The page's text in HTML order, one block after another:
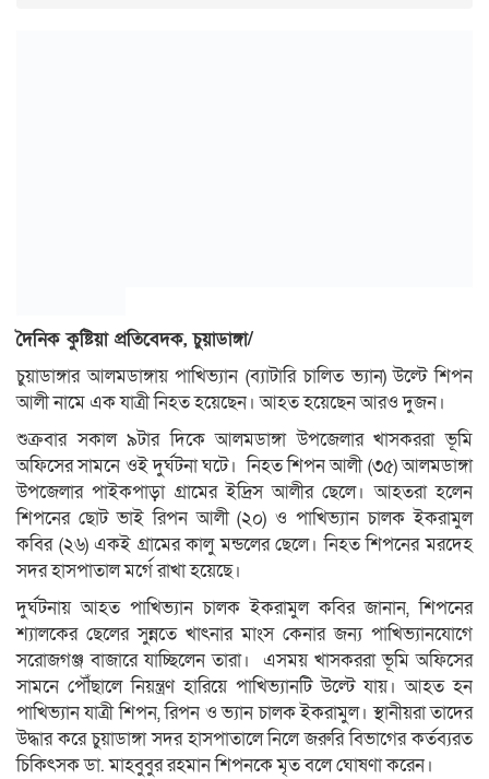
দৈনিক কুষ্টিয়া প্রতিবেদক, চুয়াডাঙ্গা/
চুয়াডাঙ্গার আলমডাঙ্গায় পাখিভ্যান (ব্যাটারি চালিত ভ্যান) উল্টে শিপন
আলী নামে এক যাত্রী নিহত হয়েছেন। আহত হয়েছেন আরও দুজন।
শুক্রবার সকাল ৯টার দিকে আলমডাঙ্গা উপজেলার খাসকররা ভূমি
অফিসের সামনে ওই দুর্ঘটনা ঘটে। নিহত শিপন আলী (৩৫) আলমডাঙ্গা
উপজেলার পাইকপাড়া গ্রামের ইদ্রিস আলীর ছেলে। আহতরা হলেন
শিপনের ছোট ভাই রিপন আলী (২০) ও পাখিভ্যান চালক ইকরামুল
কবির (২৬) একই গ্রামের কালু মন্ডলের ছেলে। নিহত শিপনের মরদেহ
সদর হাসপাতাল মর্গে রাখা হয়েছে।
দুর্ঘটনায় আহত পাখিভ্যান চালক ইকরামুল কবির জানান, শিপনের
শ্যালকের ছেলের সুন্নতে খাৎনার মাংস কেনার জন্য পাখিভ্যানযোগে
সরোজগঞ্জ বাজারে যাচ্ছিলেন তারা। এসময় খাসকররা ভূমি অফিসের
সামনে পৌঁছালে নিয়ন্ত্রণ হারিয়ে পাখিভ্যানটি উল্টে যায়। আহত হন
পাখিভ্যান যাত্রী শিপন, রিপন ও ভ্যান চালক ইকরামুল। স্থানীয়রা তাদের
উদ্ধার করে চুয়াডাঙ্গা সদর হাসপাতালে নিলে জরুরি বিভাগের কর্তব্যরত
চিকিৎসক ডা. মাহবুবুর রহমান শিপনকে মৃত বলে ঘোষণা করেন।